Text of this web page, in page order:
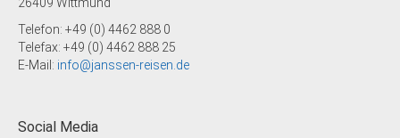
Reisen, Adresse: 26409 Wittmund, Alter
Postweg 29
Telefon: +49 (0) 4462 888 0
Telefax: +49 (0) 4462 888 25
E-Mail: info@janssen-reisen.de
Social Media